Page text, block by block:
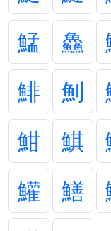
鯭
鱻
鯡
魝
魽
鯕
鱹
鱔